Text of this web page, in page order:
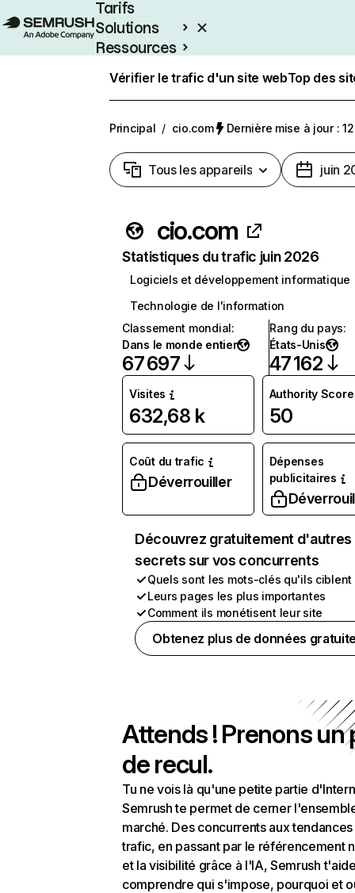
Tarifs
Solutions
Ressources
Vérifier le trafic d'un site webTop des
Principal / cio.com Dernière mise à jour :
Tous les appareils juin
cio.com
Statistiques du trafic juin 2026
Logiciels et développement informatique
Technologie de l'information
Classement mondial:
Dans le monde entier
67 697
Rang du pays:
États-Unis
47 162
Visites
632,68 k
Authority Score
50
Coût du trafic
Déverrouiller
Dépenses
publicitaires
Découvrez gratuitement d'autres
secrets sur vos concurrents
Quels sont les mots-clés qu'ils ciblent
Leurs pages les plus importantes
Comment ils monétisent leur site
Obtenez plus de données
Attends ! Prenons un
de recul.
Tu ne vois là qu'une petite partie
Semrush te permet de cerner
marché. Des concurrents aux
trafic, en passant par le référencement
et la visibilité grâce à l'IA, Semrush
comprendre qui s'impose, pourquoi et